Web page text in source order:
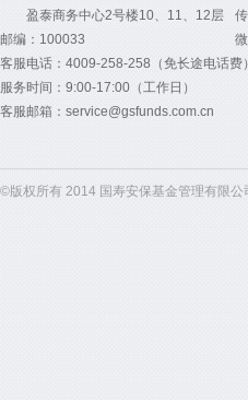
盈泰商务中心2号楼10、11、12层
邮编：100033
客服电话：4009-258-258（免长途电话费）
服务时间：9:00-17:00（工作日）
客服邮箱：service@gsfunds.com.cn
©版权所有 2014 国寿安保基金管理有限公